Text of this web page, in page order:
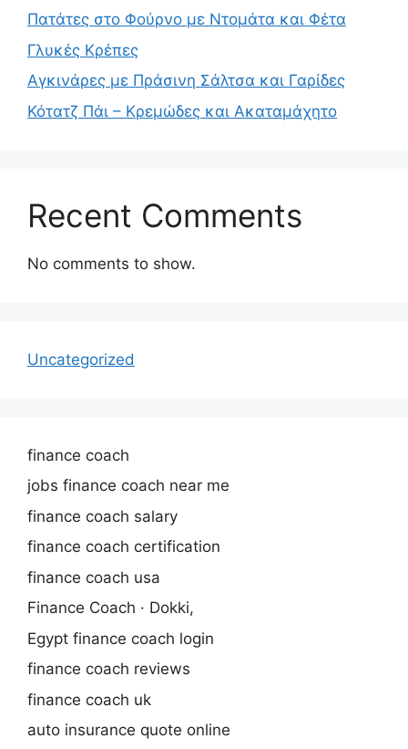
Πατάτες στο Φούρνο με Ντομάτα και Φέτα
Γλυκές Κρέπες
Αγκινάρες με Πράσινη Σάλτσα και Γαρίδες
Κότατζ Πάι – Κρεμώδες και Ακαταμάχητο
Recent Comments
No comments to show.
Uncategorized
finance coach
jobs finance coach near me
finance coach salary
finance coach certification
finance coach usa
Finance Coach · Dokki,
Egypt finance coach login
finance coach reviews
finance coach uk
auto insurance quote online